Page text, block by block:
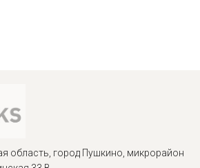
область, город Пушкино, микрорайон